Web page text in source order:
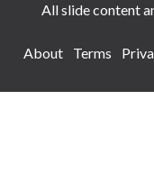
All slide content
About
Terms